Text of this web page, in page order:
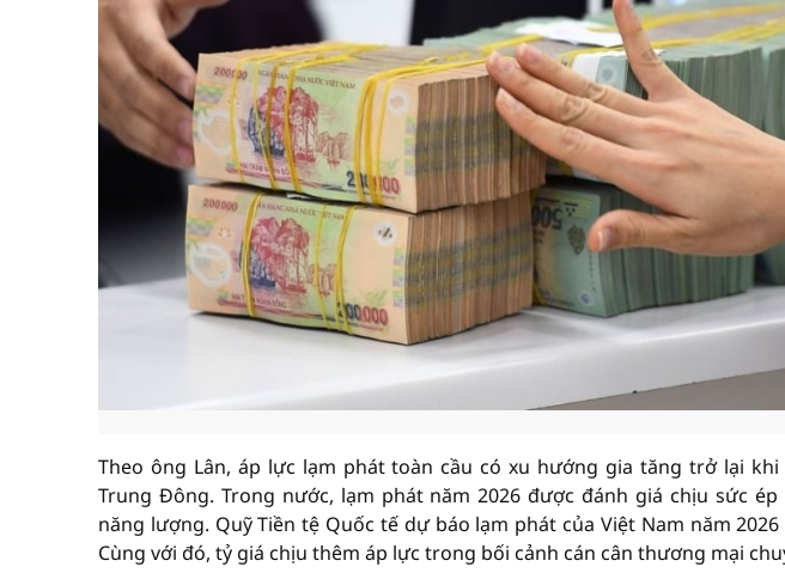
Theo ông Lân, áp lực lạm phát toàn cầu có xu hướng gia tăng trở lại
Trung Đông. Trong nước, lạm phát năm 2026 được đánh giá chịu sức
năng lượng. Quỹ Tiền tệ Quốc tế dự báo lạm phát của Việt Nam năm
Cùng với đó, tỷ giá chịu thêm áp lực trong bối cảnh cán cân thương mại